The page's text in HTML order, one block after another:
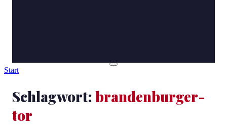
Start
Schlagwort:brandenburger-
tor